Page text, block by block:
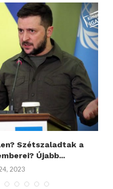
Szétszaladtak a
Újabb...
2023